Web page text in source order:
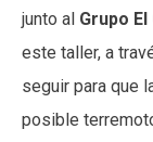
junto al Grupo
este taller, a
seguir para que
posible